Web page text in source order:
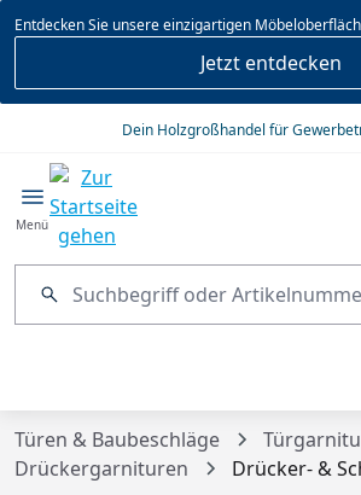
springen
Entdecken Sie unsere einzigartigen
Jetzt entdecken
Dein Holzgroßhandel für
Menü
Türen & Baubeschläge
Drückergarnituren
Drücker- &